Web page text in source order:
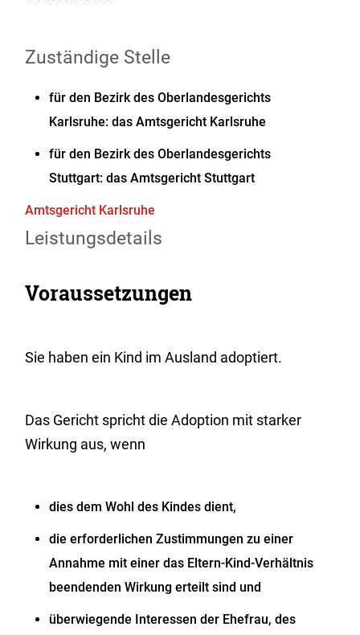
Zuständige Stelle
für den Bezirk des Oberlandesgerichts
Karlsruhe: das Amtsgericht Karlsruhe
für den Bezirk des Oberlandesgerichts
Stuttgart: das Amtsgericht Stuttgart
Amtsgericht Karlsruhe
Leistungsdetails
Voraussetzungen
Sie haben ein Kind im Ausland adoptiert.
Das Gericht spricht die Adoption mit starker
Wirkung aus, wenn
dies dem Wohl des Kindes dient,
die erforderlichen Zustimmungen zu einer
Annahme mit einer das Eltern-Kind-Verhältnis
beendenden Wirkung erteilt sind und
überwiegende Interessen der Ehefrau, des